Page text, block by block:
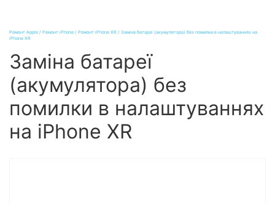
Ремонт Apple / Ремонт iPhone / Ремонт iPhone XR / Заміна батареї (акумулятора) без помилки в налаштуваннях на
iPhone XR
Заміна батареї
(акумулятора) без
помилки в налаштуваннях
на iPhone XR